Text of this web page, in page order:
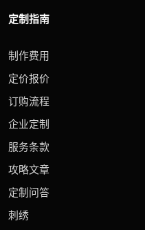
定制指南
制作费用
定价报价
订购流程
企业定制
服务条款
攻略文章
定制问答
刺绣